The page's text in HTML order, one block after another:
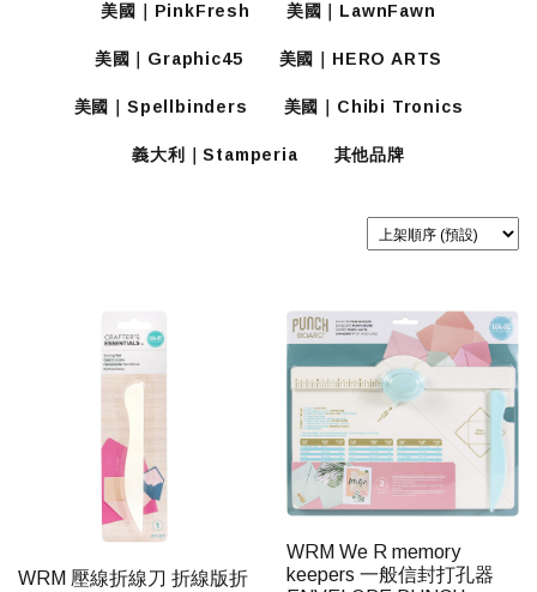
美國｜PinkFresh 美國｜LawnFawn
美國｜Graphic45 美國｜HERO ARTS
美國｜Spellbinders 美國｜Chibi Tronics
義大利｜Stamperia 其他品牌
WRM 壓線折線刀 折線版折
WRM We R memory
keepers 一般信封打孔器